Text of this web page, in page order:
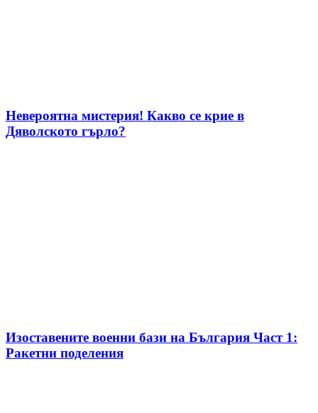
Невероятна мистерия! Какво се крие в
Дяволското гърло?
Изоставените военни бази на България Част 1:
Ракетни поделения